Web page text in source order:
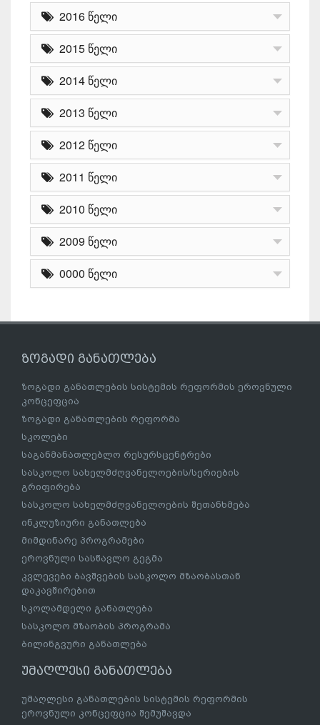
2016 წელი
2015 წელი
2014 წელი
2013 წელი
2012 წელი
2011 წელი
2010 წელი
2009 წელი
0000 წელი
ზოგადი განათლება
ზოგადი განათლების სისტემის რეფორმის ეროვნული
კონცეფცია
ზოგადი განათლების რეფორმა
სკოლები
საგანმანათლებლო რესურსცენტრები
სასკოლო სახელმძღვანელოების/სერიების
გრიფირება
სასკოლო სახელმძღვანელოების შეთანხმება
ინკლუზიური განათლება
მიმდინარე პროგრამები
ეროვნული სასწავლო გეგმა
კვლევები ბავშვების სასკოლო მზაობასთან
დაკავშირებით
სკოლამდელი განათლება
სასკოლო მზაობის პროგრამა
ბილინგვური განათლება
უმაღლესი განათლება
უმაღლესი განათლების სისტემის რეფორმის
ეროვნული კონცეფცია შემუშავდა